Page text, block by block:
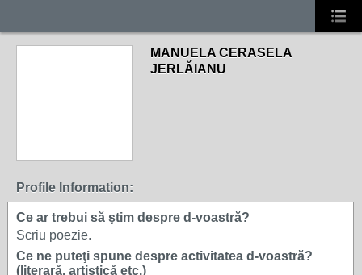
MANUELA CERASELA
JERLĂIANU
Profile Information:
Ce ar trebui să ştim despre d-voastră?
Scriu poezie.
Ce ne puteţi spune despre activitatea d-voastră?
(literară, artistică etc.)